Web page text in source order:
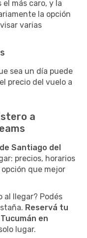
el más caro, y la
la opción
varias
sea un día puede
precio del vuelo a
a
Santiago del
precios, horarios
que mejor
al llegar? Podés
Reservá tu
en
lugar.